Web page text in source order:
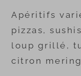
Apéritifs
pizzas,
loup grillé,
citron